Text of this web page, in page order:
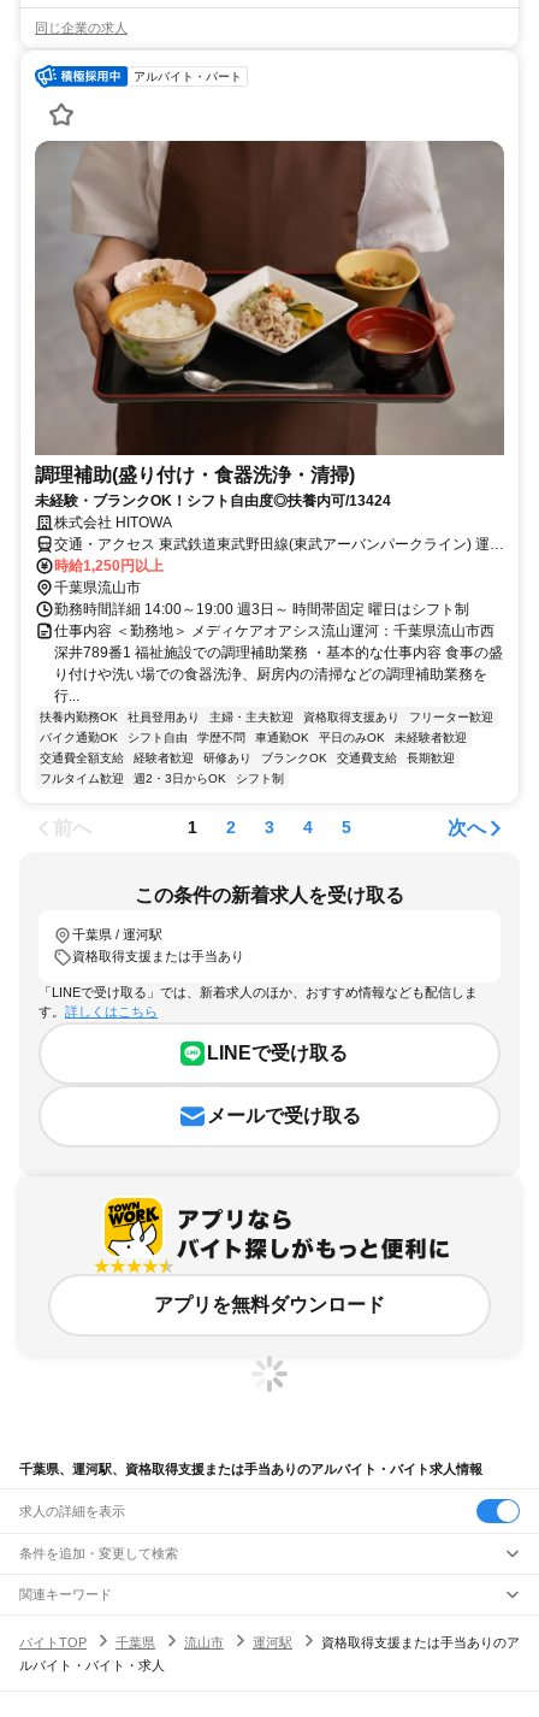
同じ企業の求人
アルバイト・パート
調理補助(盛り付け・食器洗浄・清掃)
未経験・ブランクOK！シフト自由度◎扶養内可/13424
株式会社 HITOWA
交通・アクセス 東武鉄道東武野田線(東武アーバンパークライン) 運河
徒歩6分
時給1,250円以上
千葉県流山市
勤務時間詳細 14:00～19:00 週3日～ 時間帯固定 曜日はシフト制
仕事内容 ＜勤務地＞ メディケアオアシス流山運河：千葉県流山市西
深井789番1 福祉施設での調理補助業務 ・基本的な仕事内容 食事の盛
り付けや洗い場での食器洗浄、厨房内の清掃などの調理補助業務を
行...
扶養内勤務OK 社員登用あり 主婦・主夫歓迎 資格取得支援あり
フリーター歓迎
バイク通勤OK
シフト自由 学歴不問 車通勤OK 平日のみOK
未経験者歓迎
交通費全額支給
経験者歓迎 研修あり ブランクOK 交通費支給
長期歓迎
フルタイム歓迎
週2・3日からOK シフト制
前へ 1 2 3 4 5 次へ
この条件の新着求人を受け取る
千葉県 / 運河駅
資格取得支援または手当あり
「LINEで受け取る」では、新着求人のほか、おすすめ情報なども配信しま
す。 詳しくはこちら
LINEで受け取る
メールで受け取る
アプリを無料ダウンロード
千葉県、運河駅、資格取得支援または手当ありのアルバイト・バイト求人情報
求人の詳細を表示
条件を追加・変更して検索
市区町村を追加・変更
千葉県すべて
千葉市すべて
駅を追加・変更
職種を追加・変更
関連キーワード
バイトTOP
千葉県 流山市 運河駅
資格取得支援または手当ありのア
ルバイト・バイト・求人